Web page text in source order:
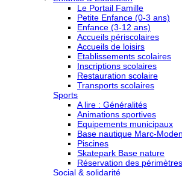
Le Portail Famille
Petite Enfance (0-3 ans)
Enfance (3-12 ans)
Accueils périscolaires
Accueils de loisirs
Etablissements scolaires
Inscriptions scolaires
Restauration scolaire
Transports scolaires
Sports
A lire : Généralités
Animations sportives
Equipements municipaux
Base nautique Marc-
Piscines
Skatepark Base nature
Réservation des
Social & solidarité